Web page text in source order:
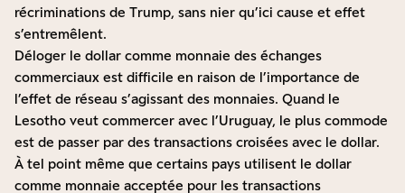
récriminations de Trump, sans nier qu’ici cause et effet
s’entremêlent.
Déloger le dollar comme monnaie des échanges
commerciaux est difficile en raison de l’importance de
l’effet de réseau s’agissant des monnaies. Quand le
Lesotho veut commercer avec l’Uruguay, le plus commode
est de passer par des transactions croisées avec le dollar.
À tel point même que certains pays utilisent le dollar
comme monnaie acceptée pour les transactions